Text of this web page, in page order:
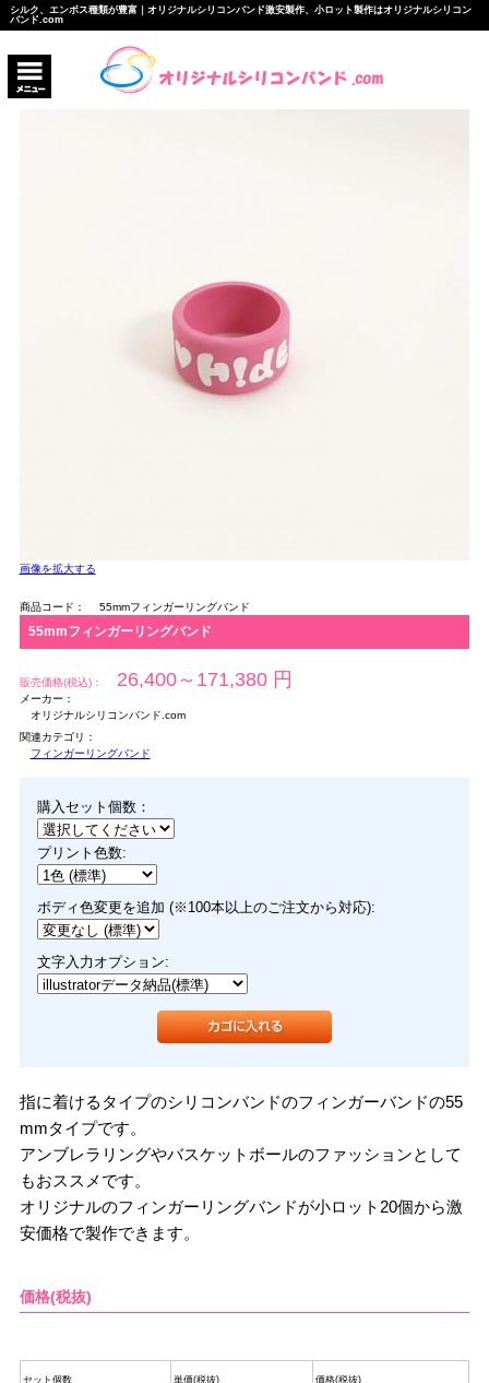
シルク、エンボス種類が豊富｜オリジナルシリコンバンド激安製作、小ロット製作はオリジナルシリコン
バンド.com
画像を拡大する
商品コード： 55mmフィンガーリングバンド
55mmフィンガーリングバンド
販売価格(税込)： 26,400～171,380円
メーカー：
オリジナルシリコンバンド.com
関連カテゴリ：
フィンガーリングバンド
購入セット個数：
プリント色数:
ボディ色変更を追加 (※100本以上のご注文から対応):
文字入力オプション:
指に着けるタイプのシリコンバンドのフィンガーバンドの55
mmタイプです。
アンブレラリングやバスケットボールのファッションとして
もおススメです。
オリジナルのフィンガーリングバンドが小ロット20個から激
安価格で製作できます。
価格(税抜)
セット個数 単価(税抜) 価格(税抜)